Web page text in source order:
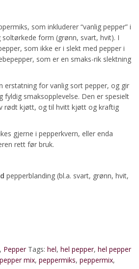
som inkluderer “vanlig pepper” i
form (grønn, svart, hvit). I
som ikke er i slekt med pepper i
som er en smaks-rik slektning
erstatning for vanlig sort pepper, og gir
fyldig smaksopplevelse. Den er spesielt
rødt kjøtt, og til hvitt kjøtt og kraftig
gjerne i pepperkvern, eller enda
rett før bruk.
pepperblanding (bl.a. svart, grønn, hvit,
, Pepper Tags: hel, hel pepper, hel pepper
pepper mix, peppermiks, peppermix,